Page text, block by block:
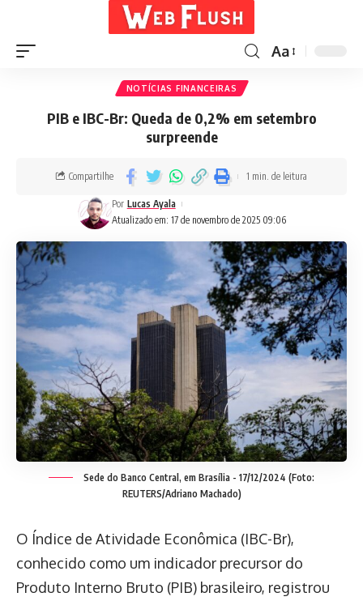
Aa
NOTÍCIAS FINANCEIRAS
PIB e IBC-Br: Queda de 0,2% em setembro
surpreende
Atualizado em: 17 de novembro de 2025 09:06
Por Lucas Ayala
Compartilhe 1 min. de leitura
Sede do Banco Central, em Brasília - 17/12/2024 (Foto:
REUTERS/Adriano Machado)
O Índice de Atividade Econômica (IBC-Br),
conhecido como um indicador precursor do
Produto Interno Bruto (PIB) brasileiro, registrou